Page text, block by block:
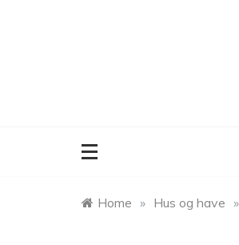
Home » Hus og have »